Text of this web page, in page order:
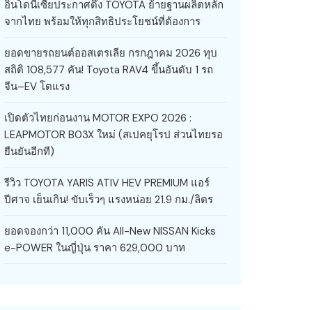
อินโดนีเซียประกาศดึง TOYOTA ย้ายฐานผลิตหลัก
จากไทย พร้อมให้ทุกสิทธิประโยชน์ที่ต้องการ
ยอดขายรถยนต์ออสเตรเลีย กรกฎาคม 2026 ทุบ
สถิติ 108,577 คัน! Toyota RAV4 ขึ้นอันดับ 1 รถ
จีน–EV โตแรง
เปิดตัวไทยก่อนงาน MOTOR EXPO 2026 :
LEAPMOTOR B03X ใหม่ (สเปคยุโรป ส่วนไทยรอ
ยืนยันอีกที)
รีวิว TOYOTA YARIS ATIV HEV PREMIUM แอร์
ปีศาจ เย็นเกิน! ขับเร็วๆ แรงหน่อย 21.9 กม./ลิตร
ยอดจองกว่า 11,000 คัน All-New NISSAN Kicks
e-POWER ในญี่ปุ่น ราคา 629,000 บาท